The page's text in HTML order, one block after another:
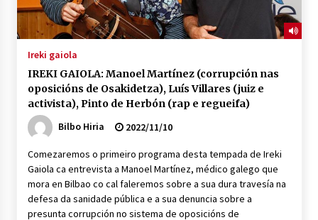
Ireki gaiola
IREKI GAIOLA: Manoel Martínez (corrupción nas
oposicións de Osakidetza), Luís Villares (juiz e
activista), Pinto de Herbón (rap e regueifa)
Bilbo Hiria
2022/11/10
Comezaremos o primeiro programa desta tempada de Ireki
Gaiola ca entrevista a Manoel Martínez, médico galego que
mora en Bilbao co cal faleremos sobre a sua dura travesía na
defesa da sanidade pública e a sua denuncia sobre a
presunta corrupción no sistema de oposicións de